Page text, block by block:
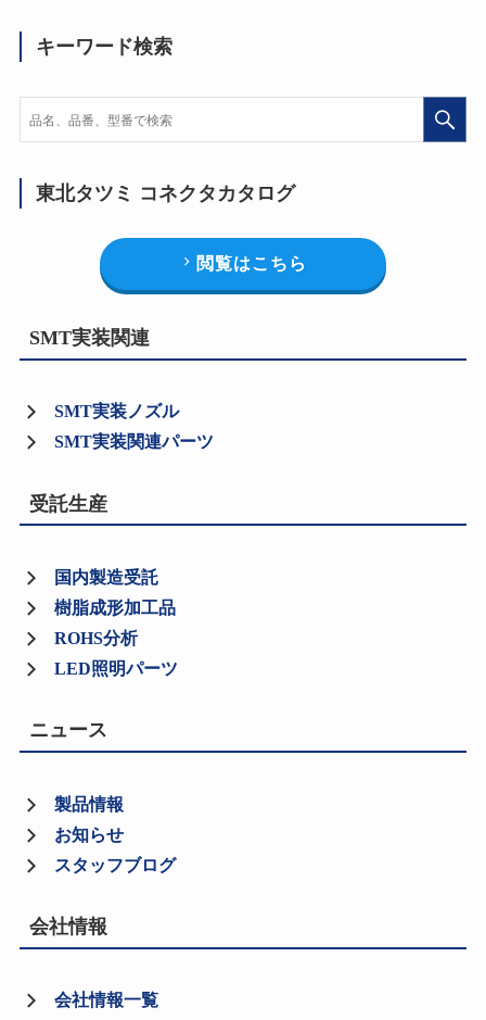
キーワード検索
東北タツミ コネクタカタログ
閲覧はこちら
SMT実装関連
SMT実装ノズル
SMT実装関連パーツ
受託生産
国内製造受託
樹脂成形加工品
ROHS分析
LED照明パーツ
ニュース
製品情報
お知らせ
スタッフブログ
会社情報
会社情報一覧